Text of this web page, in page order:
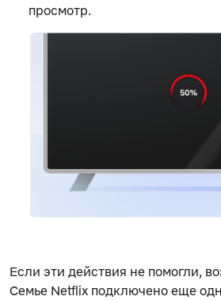
просмотр.
Если эти действия не помогли,
Семье Netflix подключено еще